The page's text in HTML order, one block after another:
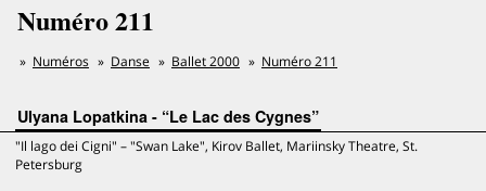
Numéro 211
Numéros Danse Ballet 2000 Numéro 211
Ulyana Lopatkina - “Le Lac des Cygnes”
"Il lago dei Cigni" – "Swan Lake", Kirov Ballet, Mariinsky Theatre, St.
Petersburg